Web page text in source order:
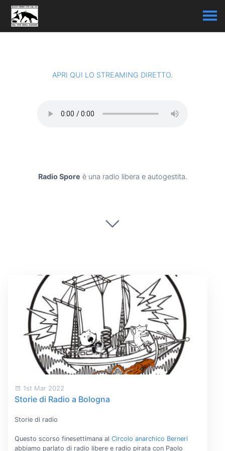
APRI QUI LO STREAMING DIRETTO.
Radio Spore è una radio libera e autogestita.
1st Mar 2022
Storie di Radio a Bologna
Storie di radio
Questo scorso finesettimana al Circolo anarchico Berneri
abbiamo parlato di radio libere e radio pirata con Paolo